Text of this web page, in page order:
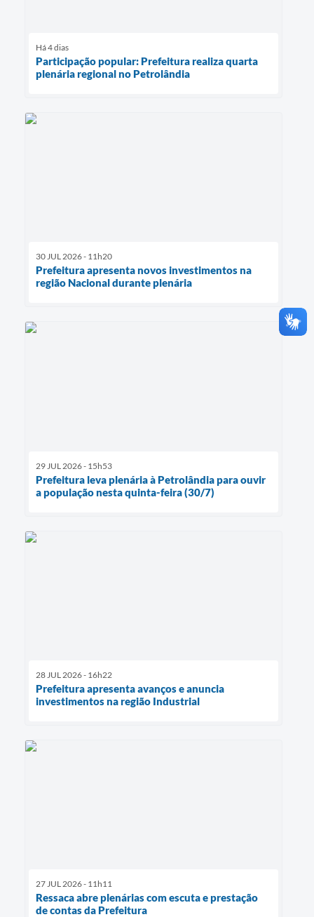
Há 4 dias
Participação popular: Prefeitura realiza quarta
plenária regional no Petrolândia
30 JUL 2026 - 11h20
Prefeitura apresenta novos investimentos na
região Nacional durante plenária
29 JUL 2026 - 15h53
Prefeitura leva plenária à Petrolândia para ouvir
a população nesta quinta-feira (30/7)
28 JUL 2026 - 16h22
Prefeitura apresenta avanços e anuncia
investimentos na região Industrial
27 JUL 2026 - 11h11
Ressaca abre plenárias com escuta e prestação
de contas da Prefeitura